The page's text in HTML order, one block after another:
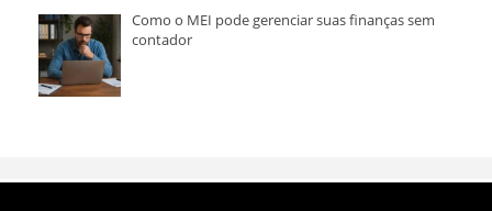
Como o MEI pode gerenciar suas finanças sem
contador